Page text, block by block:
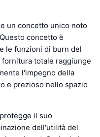
un concetto unico noto
concetto è
le funzioni di burn del
fornitura totale raggiunge
l'impegno della
e prezioso nello spazio
il suo
dell'utilità del